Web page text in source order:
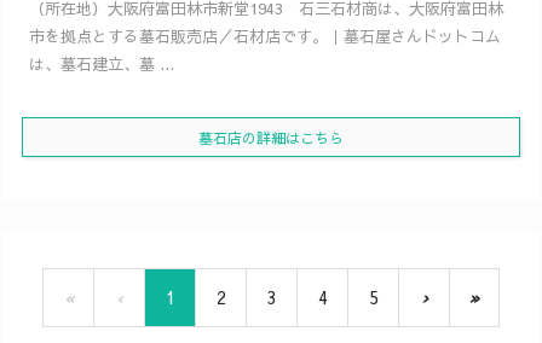
（所在地）大阪府富田林市新堂1943 石三石材商は、大阪府富田林
市を拠点とする墓石販売店／石材店です。｜墓石屋さんドットコム
は、墓石建立、墓 ...
墓石店の詳細はこちら
« ‹ 1 2 3 4 5 › »